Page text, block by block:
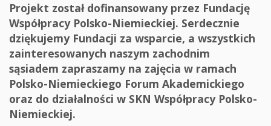
Projekt został dofinansowany przez Fundację
Współpracy Polsko-Niemieckiej. Serdecznie
dziękujemy Fundacji za wsparcie, a wszystkich
zainteresowanych naszym zachodnim
sąsiadem zapraszamy na zajęcia w ramach
Polsko-Niemieckiego Forum Akademickiego
oraz do działalności w SKN Współpracy Polsko-
Niemieckiej.